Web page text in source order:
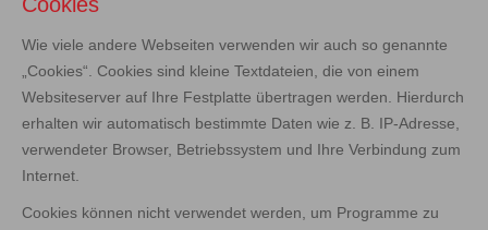
Cookies
Wie viele andere Webseiten verwenden wir auch so genannte
„Cookies“. Cookies sind kleine Textdateien, die von einem
Websiteserver auf Ihre Festplatte übertragen werden. Hierdurch
erhalten wir automatisch bestimmte Daten wie z. B. IP-Adresse,
verwendeter Browser, Betriebssystem und Ihre Verbindung zum
Internet.
Cookies können nicht verwendet werden, um Programme zu